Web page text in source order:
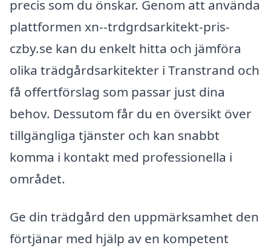
precis som du önskar. Genom att använda
plattformen xn--trdgrdsarkitekt-pris-
czby.se kan du enkelt hitta och jämföra
olika trädgårdsarkitekter i Transtrand och
få offertförslag som passar just dina
behov. Dessutom får du en översikt över
tillgängliga tjänster och kan snabbt
komma i kontakt med professionella i
området.
Ge din trädgård den uppmärksamhet den
förtjänar med hjälp av en kompetent